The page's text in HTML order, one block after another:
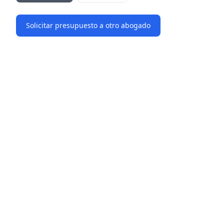
Solicitar presupuesto a otro abogado